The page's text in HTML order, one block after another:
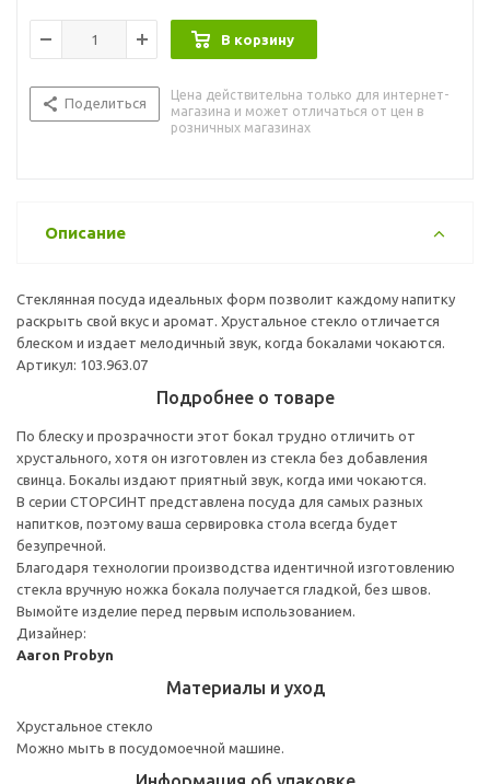
В корзину
Поделиться
Цена действительна только для интернет-
магазина и может отличаться от цен в
розничных магазинах
Описание
Стеклянная посуда идеальных форм позволит каждому напитку
раскрыть свой вкус и аромат. Хрустальное стекло отличается
блеском и издает мелодичный звук, когда бокалами чокаются.
Артикул: 103.963.07
Подробнее о товаре
По блеску и прозрачности этот бокал трудно отличить от
хрустального, хотя он изготовлен из стекла без добавления
свинца. Бокалы издают приятный звук, когда ими чокаются.
В серии СТОРСИНТ представлена посуда для самых разных
напитков, поэтому ваша сервировка стола всегда будет
безупречной.
Благодаря технологии производства идентичной изготовлению
стекла вручную ножка бокала получается гладкой, без швов.
Вымойте изделие перед первым использованием.
Дизайнер:
Aaron Probyn
Материалы и уход
Хрустальное стекло
Можно мыть в посудомоечной машине.